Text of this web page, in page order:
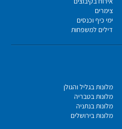
צימרים
ימי כיף וכנסים
דילים למשפחות
מלונות בגליל והגולן
מלונות בטבריה
מלונות בנתניה
מלונות בירושלים